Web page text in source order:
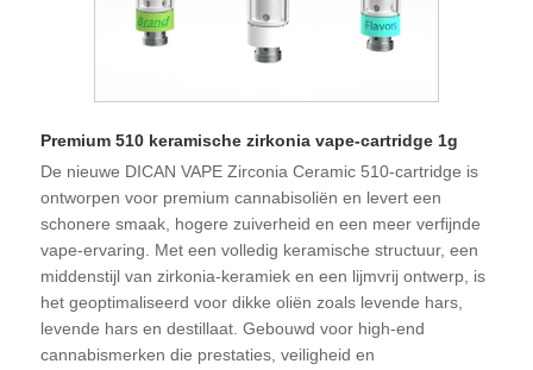
Premium 510 keramische zirkonia vape-cartridge 1g
De nieuwe DICAN VAPE Zirconia Ceramic 510-cartridge is
ontworpen voor premium cannabisoliën en levert een
schonere smaak, hogere zuiverheid en een meer verfijnde
vape-ervaring. Met een volledig keramische structuur, een
middenstijl van zirkonia-keramiek en een lijmvrij ontwerp, is
het geoptimaliseerd voor dikke oliën zoals levende hars,
levende hars en destillaat. Gebouwd voor high-end
cannabismerken die prestaties, veiligheid en